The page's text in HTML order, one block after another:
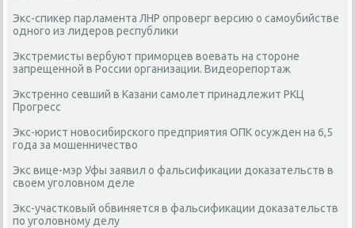
Экс-спикер парламента ЛНР опроверг версию о самоубийстве
одного из лидеров республики
Экстремисты вербуют приморцев воевать на стороне
запрещенной в России организации. Видеорепортаж
Экстренно севший в Казани самолет принадлежит РКЦ
Прогресс
Экс-юрист новосибирского предприятия ОПК осужден на 6,5
года за мошенничество
Экс вице-мэр Уфы заявил о фальсификации доказательств в
своем уголовном деле
Экс-участковый обвиняется в фальсификации доказательств
по уголовному делу